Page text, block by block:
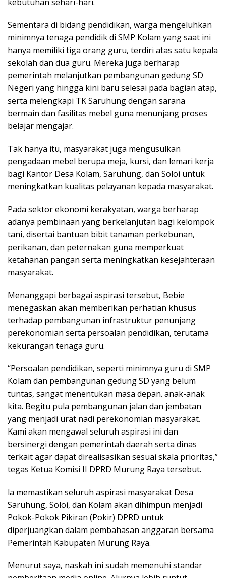
Sementara di bidang pendidikan, warga mengeluhkan
minimnya tenaga pendidik di SMP Kolam yang saat ini
hanya memiliki tiga orang guru, terdiri atas satu kepala
sekolah dan dua guru. Mereka juga berharap
pemerintah melanjutkan pembangunan gedung SD
Negeri yang hingga kini baru selesai pada bagian atap,
serta melengkapi TK Saruhung dengan sarana
bermain dan fasilitas mebel guna menunjang proses
belajar mengajar.
Tak hanya itu, masyarakat juga mengusulkan
pengadaan mebel berupa meja, kursi, dan lemari kerja
bagi Kantor Desa Kolam, Saruhung, dan Soloi untuk
meningkatkan kualitas pelayanan kepada masyarakat.
Pada sektor ekonomi kerakyatan, warga berharap
adanya pembinaan yang berkelanjutan bagi kelompok
tani, disertai bantuan bibit tanaman perkebunan,
perikanan, dan peternakan guna memperkuat
ketahanan pangan serta meningkatkan kesejahteraan
masyarakat.
Menanggapi berbagai aspirasi tersebut, Bebie
menegaskan akan memberikan perhatian khusus
terhadap pembangunan infrastruktur penunjang
perekonomian serta persoalan pendidikan, terutama
kekurangan tenaga guru.
“Persoalan pendidikan, seperti minimnya guru di SMP
Kolam dan pembangunan gedung SD yang belum
tuntas, sangat menentukan masa depan. anak-anak
kita. Begitu pula pembangunan jalan dan jembatan
yang menjadi urat nadi perekonomian masyarakat.
Kami akan mengawal seluruh aspirasi ini dan
bersinergi dengan pemerintah daerah serta dinas
terkait agar dapat direalisasikan sesuai skala prioritas,”
tegas Ketua Komisi II DPRD Murung Raya tersebut.
la memastikan seluruh aspirasi masyarakat Desa
Saruhung, Soloi, dan Kolam akan dihimpun menjadi
Pokok-Pokok Pikiran (Pokir) DPRD untuk
diperjuangkan dalam pembahasan anggaran bersama
Pemerintah Kabupaten Murung Raya.
Menurut saya, naskah ini sudah memenuhi standar